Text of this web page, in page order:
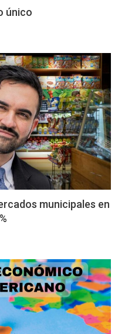
único
municipales en